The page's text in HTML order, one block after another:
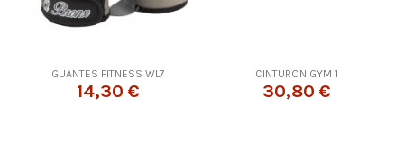
GUANTES FITNESS WL7
14,30 €
CINTURON GYM 1
30,80 €